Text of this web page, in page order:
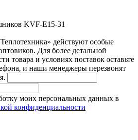
KVF-E15-31
действуют особые
Для более детальной
товара и условиях поставок оставьте
и наши менеджеры перезвонят
моих персональных данных в
конфиденциальности